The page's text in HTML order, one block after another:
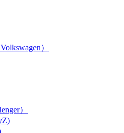
）
）